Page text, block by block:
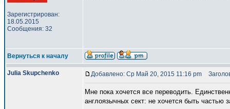
Зарегистрирован:
18.05.2015
Сообщения: 32
Вернуться к началу
Julia Skupchenko Добавлено: Ср Май 20, 2015 11:16 pm
Мне пока хочется все переводить.
англоязычных сект: не хочется быть частью